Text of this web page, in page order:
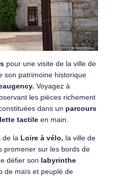
pour une visite de la ville de
son patrimoine historique
Voyagez à
les pièces richement
dans un parcours
tactile en main.
de la Loire à vélo, la ville de
promener sur les bords de
défier son labyrinthe
de maïs et peuplé de